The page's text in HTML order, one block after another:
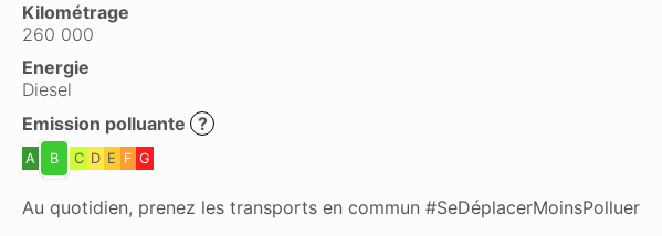
Kilométrage
260 000
Energie
Diesel
Emission polluante ?
A B C D E F G
Au quotidien, prenez les transports en commun #SeDéplacerMoinsPolluer